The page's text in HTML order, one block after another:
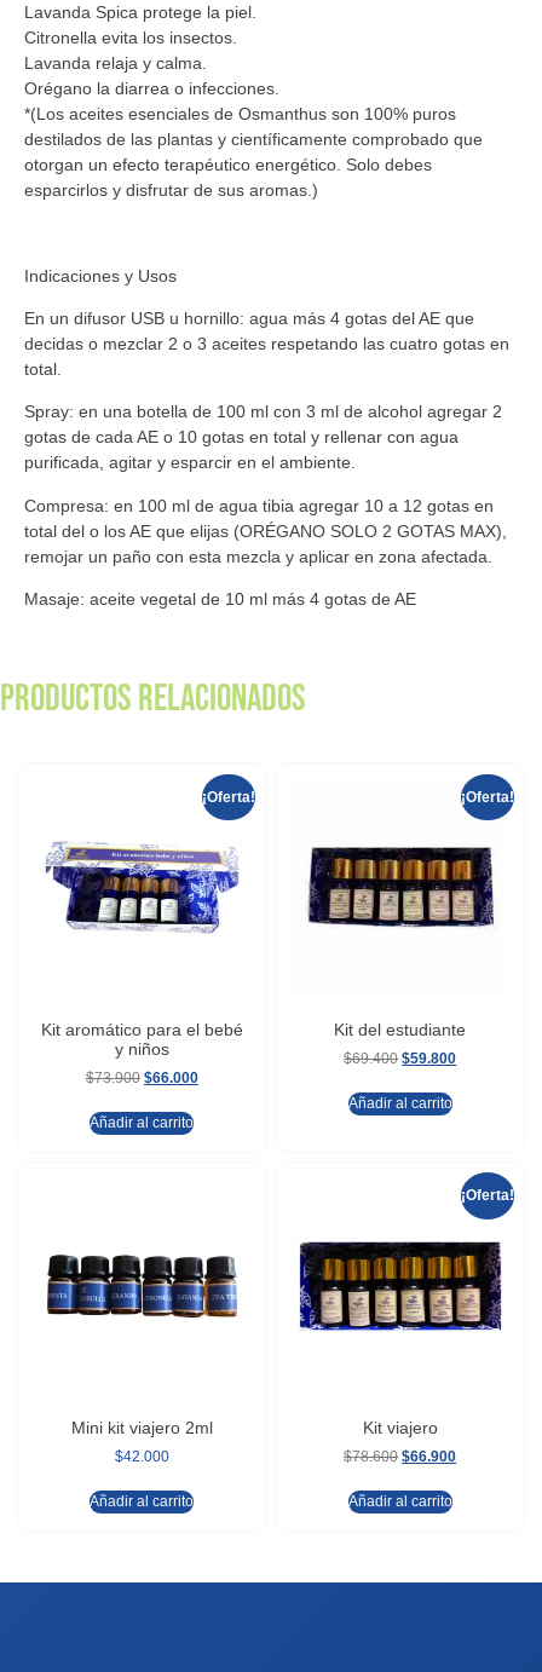
Lavanda Spica protege la piel.
Citronella evita los insectos.
Lavanda relaja y calma.
Orégano la diarrea o infecciones.
*(Los aceites esenciales de Osmanthus son 100% puros
destilados de las plantas y científicamente comprobado que
otorgan un efecto terapéutico energético. Solo debes
esparcirlos y disfrutar de sus aromas.)
Indicaciones y Usos
En un difusor USB u hornillo: agua más 4 gotas del AE que
decidas o mezclar 2 o 3 aceites respetando las cuatro gotas en
total.
Spray: en una botella de 100 ml con 3 ml de alcohol agregar 2
gotas de cada AE o 10 gotas en total y rellenar con agua
purificada, agitar y esparcir en el ambiente.
Compresa: en 100 ml de agua tibia agregar 10 a 12 gotas en
total del o los AE que elijas (ORÉGANO SOLO 2 GOTAS MAX),
remojar un paño con esta mezcla y aplicar en zona afectada.
Masaje: aceite vegetal de 10 ml más 4 gotas de AE
Productos relacionados
¡Oferta!
Kit aromático para el bebé
y niños
$73.900 $66.000
Añadir al carrito
¡Oferta!
Kit del estudiante
$69.400 $59.800
Añadir al carrito
Mini kit viajero 2ml
$42.000
Añadir al carrito
¡Oferta!
Kit viajero
$78.600 $66.900
Añadir al carrito